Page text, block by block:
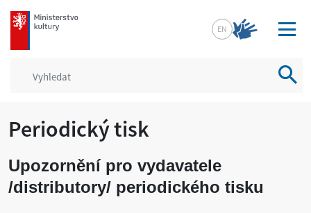
mkcr.cz
EN
Periodický tisk
Upozornění pro vydavatele
/distributory/ periodického tisku